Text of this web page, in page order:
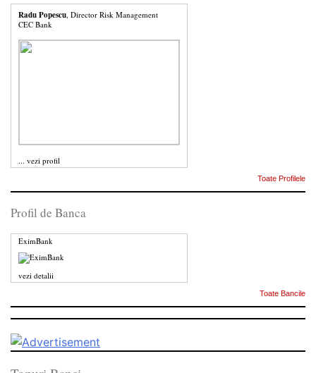
Radu Popescu, Director Risk Management
CEC Bank
... vezi profil
Toate Profilele
Profil de Banca
EximBank
vezi detalii
Toate Bancile